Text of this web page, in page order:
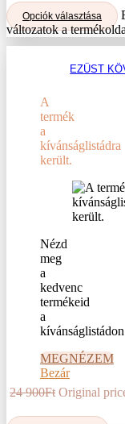
Opciók választása
változatok a
EZÜST
A
termék
a
kívánságlistádra
került.
Nézd
meg
a
kedvenc
termékeid
a
MEGNÉZEM
Bezár
24 900Ft Original